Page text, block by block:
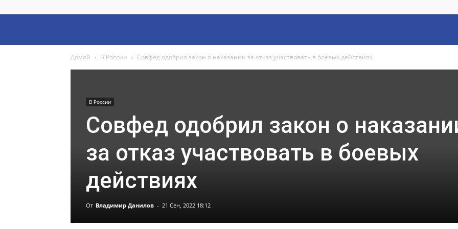
Домой В России Совфед одобрил закон о наказании за отказ участвовать в боевых действиях
В России
Совфед одобрил закон о
за отказ участвовать в боевых
действиях
От Владимир Данилов - 21 Сен, 2022 18:12